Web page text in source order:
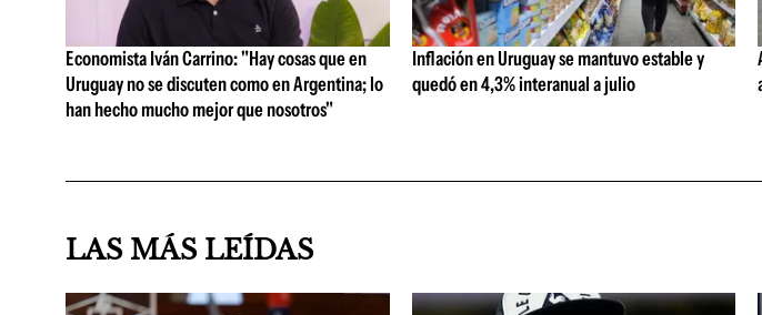
Economista Iván Carrino: "Hay cosas que en
Uruguay no se discuten como en Argentina; lo
han hecho mucho mejor que nosotros"
Inflación en Uruguay se mantuvo estable y
quedó en 4,3% interanual a julio
LAS MÁS LEÍDAS